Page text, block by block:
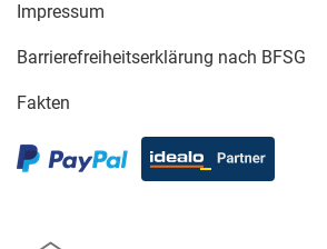
Impressum
Barrierefreiheitserklärung nach BFSG
Fakten